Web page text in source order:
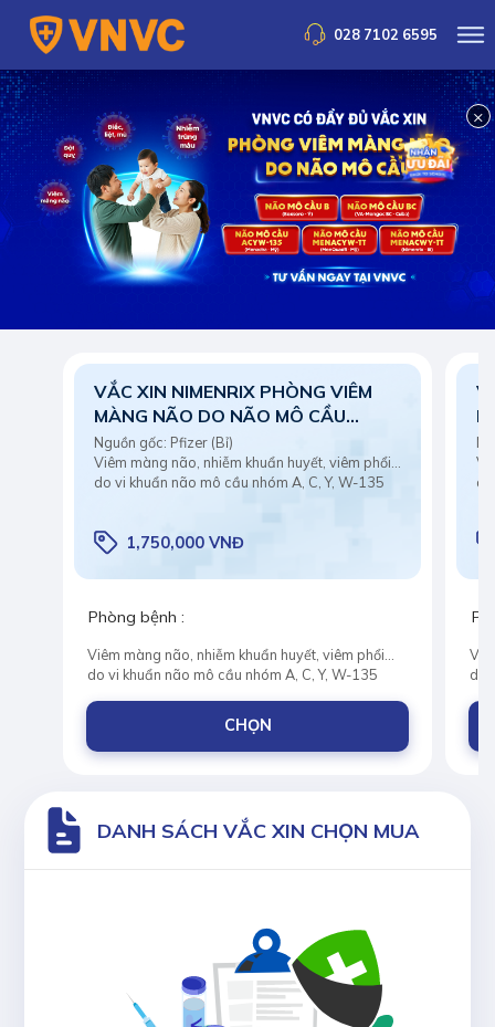
028 7102 6595
VẮC XIN NIMENRIX PHÒNG VIÊM
MÀNG NÃO DO NÃO MÔ CẦU
KHUẨN NHÓM A, C, Y, W-135
Nguồn gốc: Pfizer (Bỉ)
Viêm màng não, nhiễm khuẩn huyết, viêm phổi...
do vi khuẩn não mô cầu nhóm A, C, Y, W-135
1,750,000 VNĐ
Phòng bệnh :
Viêm màng não, nhiễm khuẩn huyết, viêm phổi...
do vi khuẩn não mô cầu nhóm A, C, Y, W-135
CHỌN
do
DANH SÁCH VẮC XIN CHỌN MUA
×